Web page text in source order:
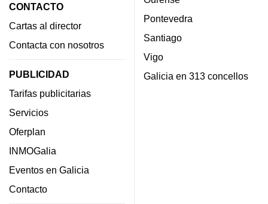
CONTACTO
Cartas al director
Contacta con nosotros
PUBLICIDAD
Tarifas publicitarias
Servicios
Oferplan
INMOGalia
Eventos en Galicia
Contacto
Pontevedra
Santiago
Vigo
Galicia en 313 concellos